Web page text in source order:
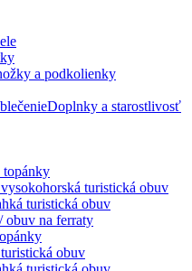
a podkolienky
Doplnky a starostlivosť
topánky
turistická obuv
turistická obuv
obuv na ferraty
obuv